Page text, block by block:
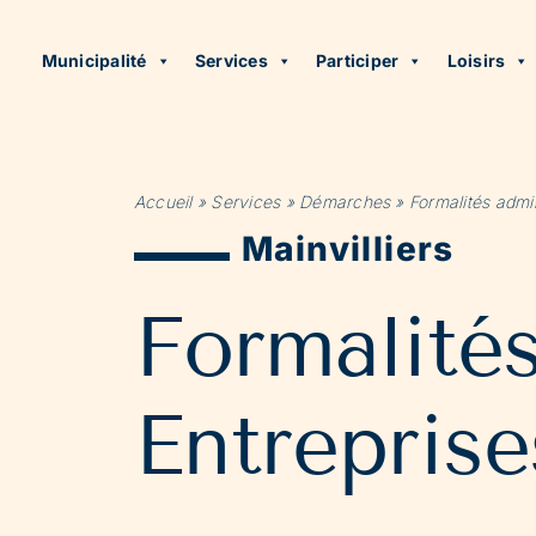
Municipalité Services Participer Loisirs
Accueil» Services» Démarches» Formalités
Mainvilliers